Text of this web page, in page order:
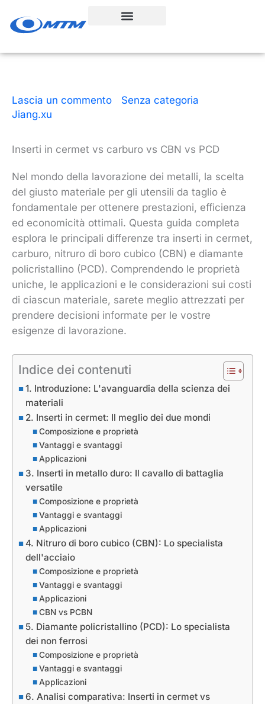
Lascia un commento Senza categoria
Jiang.xu
Inserti in cermet vs carburo vs CBN vs PCD
Nel mondo della lavorazione dei metalli, la scelta
del giusto materiale per gli utensili da taglio è
fondamentale per ottenere prestazioni, efficienza
ed economicità ottimali. Questa guida completa
esplora le principali differenze tra inserti in cermet,
carburo, nitruro di boro cubico (CBN) e diamante
policristallino (PCD). Comprendendo le proprietà
uniche, le applicazioni e le considerazioni sui costi
di ciascun materiale, sarete meglio attrezzati per
prendere decisioni informate per le vostre
esigenze di lavorazione.
Indice dei contenuti
1. Introduzione: L'avanguardia della scienza dei
materiali
2. Inserti in cermet: Il meglio dei due mondi
Composizione e proprietà
Vantaggi e svantaggi
Applicazioni
3. Inserti in metallo duro: Il cavallo di battaglia
versatile
Composizione e proprietà
Vantaggi e svantaggi
Applicazioni
4. Nitruro di boro cubico (CBN): Lo specialista
dell'acciaio
Composizione e proprietà
Vantaggi e svantaggi
Applicazioni
CBN vs PCBN
5. Diamante policristallino (PCD): Lo specialista
dei non ferrosi
Composizione e proprietà
Vantaggi e svantaggi
Applicazioni
6. Analisi comparativa: Inserti in cermet vs